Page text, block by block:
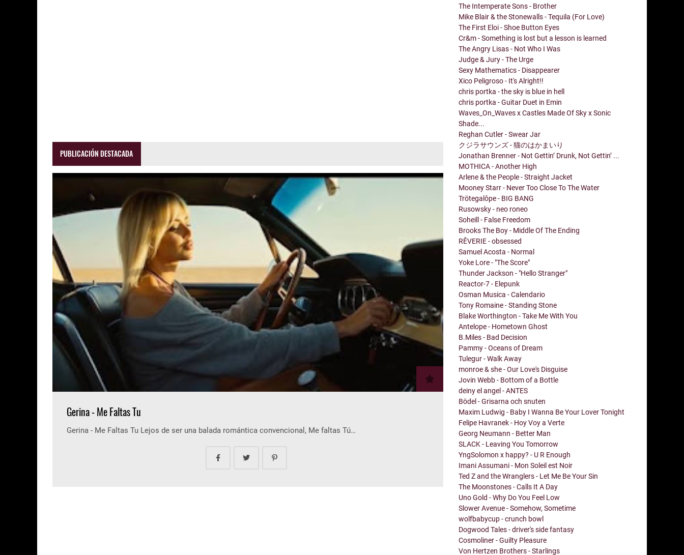
PUBLICACIÓN DESTACADA
Gerina - Me Faltas Tu
Gerina - Me Faltas Tu Lejos de ser una balada romántica convencional, Me faltas Tú…
The Intemperate Sons - Brother
Mike Blair & the Stonewalls - Tequila (For Love)
The First Eloi - Shoe Button Eyes
Cr&m - Something is lost but a lesson is learned
The Angry Lisas - Not Who I Was
Judge & Jury - The Urge
Sexy Mathematics - Disappearer
Xico Peligroso - It's Alright!!
chris portka - the sky is blue in hell
chris portka - Guitar Duet in Emin
Waves_On_Waves x Castles Made Of Sky x Sonic
Shade...
Reghan Cutler - Swear Jar
クジラサウンズ - 猫のはかまいり
Jonathan Brenner - Not Gettin’ Drunk, Not Gettin’ ...
MOTHICA - Another High
Arlene & the People - Straight Jacket
Mooney Starr - Never Too Close To The Water
Trötegalôpe - BIG BANG
Rusowsky - neo roneo
Soheill - False Freedom
Brooks The Boy - Middle Of The Ending
RÊVERIE - obsessed
Samuel Acosta - Normal
Yoke Lore - "The Score"
Thunder Jackson - "Hello Stranger"
Reactor-7 - Elepunk
Osman Musica - Calendario
Tony Romaine - Standing Stone
Blake Worthington - Take Me With You
Antelope - Hometown Ghost
B.Miles - Bad Decision
Pammy - Oceans of Dream
Tulegur - Walk Away
monroe & she - Our Love's Disguise
Jovin Webb - Bottom of a Bottle
deiny el angel - ANTES
Bödel - Grisarna och snuten
Maxim Ludwig - Baby I Wanna Be Your Lover Tonight
Felipe Havranek - Hoy Voy a Verte
Georg Neumann - Better Man
SLACK - Leaving You Tomorrow
YngSolomon x happy? - U R Enough
Imani Assumani - Mon Soleil est Noir
Ted Z and the Wranglers - Let Me Be Your Sin
The Moonstones - Calls It A Day
Uno Gold - Why Do You Feel Low
Slower Avenue - Somehow, Sometime
wolfbabycup - crunch bowl
Dogwood Tales - driver's side fantasy
Cosmoliner - Guilty Pleasure
Von Hertzen Brothers - Starlings